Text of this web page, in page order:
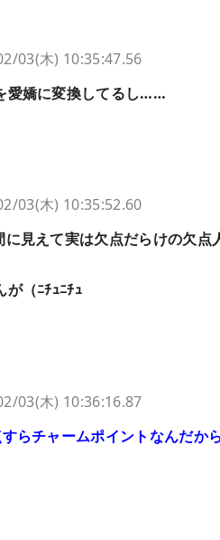
03(木) 10:35:47.56
愛嬌に変換してるし……
03(木) 10:35:52.60
見えて実は欠点だらけの欠点
が（ﾆﾁｭﾆﾁｭ
03(木) 10:36:16.87
らチャームポイントなんだか